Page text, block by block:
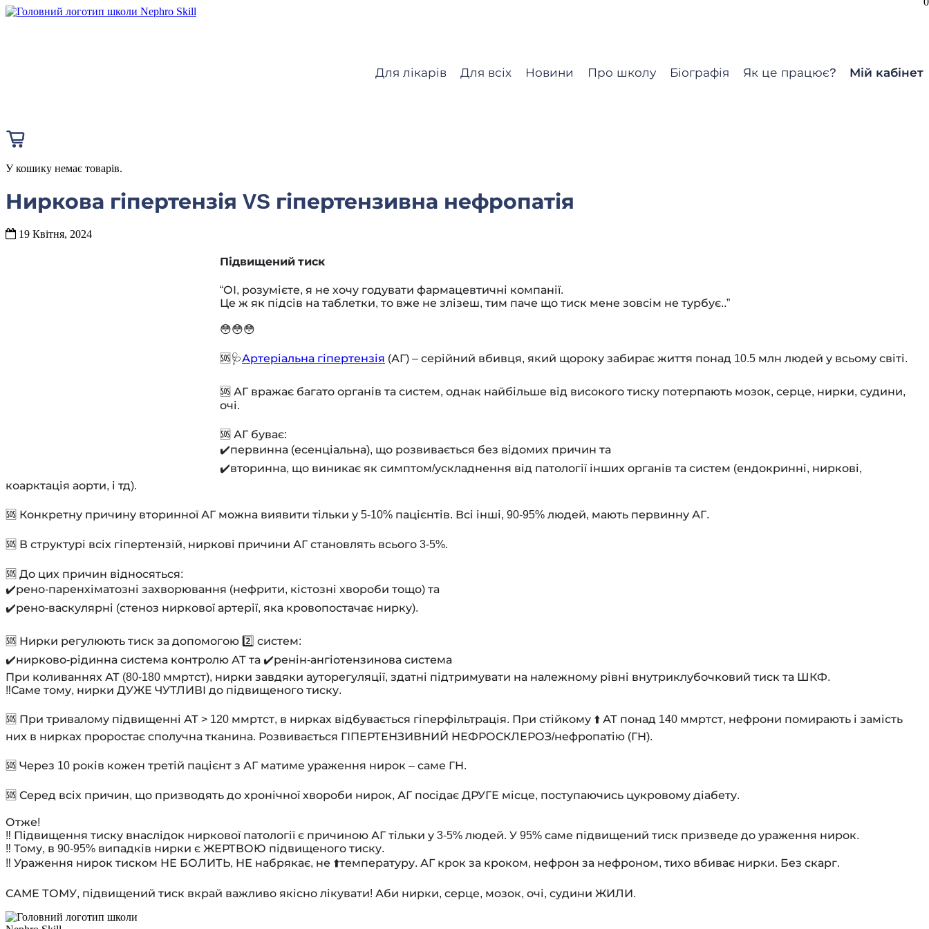
Для лікарів Для всіх Новини Про школу Біографія Як це працює? Мій кабінет
У кошику немає товарів.
Ниркова гіпертензія VS гіпертензивна нефропатія
19 Квітня, 2024
Підвищений тиск
“ОІ, розумієте, я не хочу годувати фармацевтичні компанії.
Це ж як підсів на таблетки, то вже не злізеш, тим паче що тиск мене зовсім не турбує..”
😳😳😳
🆘🩺Артеріальна гіпертензія (АГ) – серійний вбивця, який щороку забирає життя понад 10.5 млн людей у всьому світі.
🆘 АГ вражає багато органів та систем, однак найбільше від високого тиску потерпають мозок, серце, нирки, судини,
очі.
🆘 АГ буває:
✔️первинна (есенціальна), що розвивається без відомих причин та
✔️вторинна, що виникає як симптом/ускладнення від патології інших органів та систем (ендокринні, ниркові,
коарктація аорти, і тд).
🆘 Конкретну причину вторинної АГ можна виявити тільки у 5-10% пацієнтів. Всі інші, 90-95% людей, мають первинну АГ.
🆘 В структурі всіх гіпертензій, ниркові причини АГ становлять всього 3-5%.
🆘 До цих причин відносяться:
✔️рено-паренхіматозні захворювання (нефрити, кістозні хвороби тощо) та
✔️рено-васкулярні (стеноз ниркової артерії, яка кровопостачає нирку).
🆘 Нирки регулюють тиск за допомогою 2️⃣ систем:
✔️нирково-рідинна система контролю АТ та ✔️ренін-ангіотензинова система
При коливаннях АТ (80-180 ммртст), нирки завдяки ауторегуляції, здатні підтримувати на належному рівні внутриклубочковий тиск та ШКФ.
‼️Саме тому, нирки ДУЖЕ ЧУТЛИВІ до підвищеного тиску.
🆘 При тривалому підвищенні АТ > 120 ммртст, в нирках відбувається гіперфільтрація. При стійкому ⬆️ АТ понад 140 ммртст, нефрони помирають і замість
них в нирках проростає сполучна тканина. Розвивається ГІПЕРТЕНЗИВНИЙ НЕФРОСКЛЕРОЗ/нефропатію (ГН).
🆘 Через 10 років кожен третій пацієнт з АГ матиме ураження нирок – саме ГН.
🆘 Серед всіх причин, що призводять до хронічної хвороби нирок, АГ посідає ДРУГЕ місце, поступаючись цукровому діабету.
Отже!
‼️ Підвищення тиску внаслідок ниркової патології є причиною АГ тільки у 3-5% людей. У 95% саме підвищений тиск призведе до ураження нирок.
‼️ Тому, в 90-95% випадків нирки є ЖЕРТВОЮ підвищеного тиску.
‼️ Ураження нирок тиском НЕ БОЛИТЬ, НЕ набрякає, не ⬆️температуру. АГ крок за кроком, нефрон за нефроном, тихо вбиває нирки. Без скарг.
САМЕ ТОМУ, підвищений тиск вкрай важливо якісно лікувати! Аби нирки, серце, мозок, очі, судини ЖИЛИ.